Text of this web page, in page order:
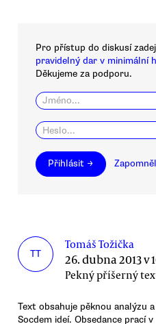
Pro přístup do diskusí
pravidelný dar v minimální
Děkujeme za podporu.
Přihlásit →
TT
Tomáš Tožička
26. dubna 2013 v
Pekný příšerný
Text obsahuje pěknou analýzu
Socdem ideí. Obsedance prací